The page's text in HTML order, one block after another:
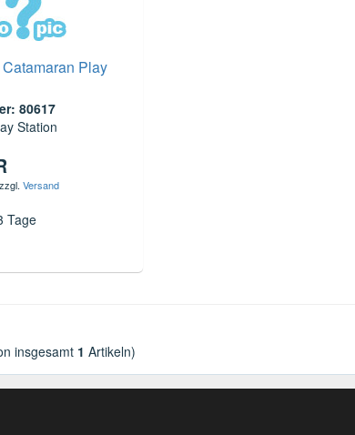
Play
80617
Station
Versand
Tage
insgesamt 1 Artikeln)